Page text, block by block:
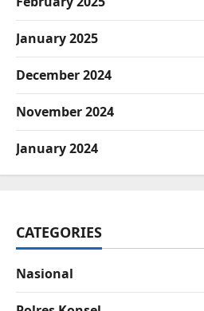
January 2025
December 2024
November 2024
January 2024
CATEGORIES
Nasional